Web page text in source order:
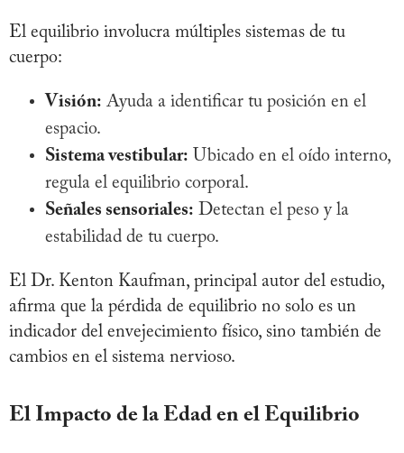
El equilibrio involucra múltiples sistemas de tu
cuerpo:
Visión: Ayuda a identificar tu posición en el
espacio.
Sistema vestibular: Ubicado en el oído interno,
regula el equilibrio corporal.
Señales sensoriales: Detectan el peso y la
estabilidad de tu cuerpo.
El Dr. Kenton Kaufman, principal autor del estudio,
afirma que la pérdida de equilibrio no solo es un
indicador del envejecimiento físico, sino también de
cambios en el sistema nervioso.
El Impacto de la Edad en el Equilibrio